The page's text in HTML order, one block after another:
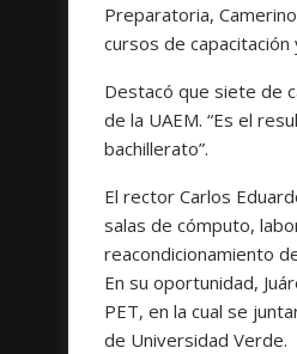
Preparatoria,
cursos de
Destacó que siete de
de la UAEM. “Es el
bachillerato”.
El rector Carlos
salas de cómputo,
reacondicionamiento
En su oportunidad,
PET, en la cual se
de Universidad Verde.